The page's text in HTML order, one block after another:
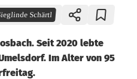
Schärtl
Seit 2020 lebte
Im Alter von 95